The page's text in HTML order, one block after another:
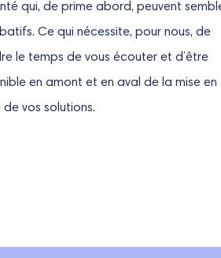
qui, de prime abord, peuvent
Ce qui nécessite, pour nous, de
le temps de vous écouter et d’être
en amont et en aval de la mise en
vos solutions.